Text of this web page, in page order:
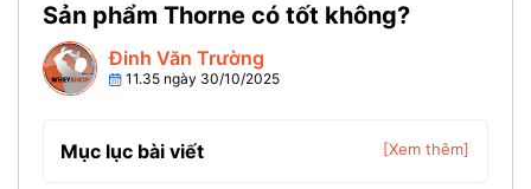
Sản phẩm Thorne có tốt không?
Đinh Văn Trường
11.35 ngày 30/10/2025
Mục lục bài viết [Xem thêm]